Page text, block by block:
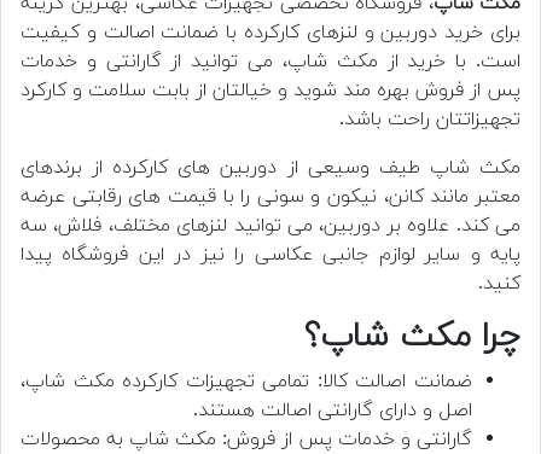
برای خرید دوربین و لنزهای کارکرده با ضمانت اصالت و کیفیت
است. با خرید از مکث شاپ، می توانید از گارانتی و خدمات
پس از فروش بهره مند شوید و خیالتان از بابت سلامت و کارکرد
تجهیزاتتان راحت باشد.
مکث شاپ طیف وسیعی از دوربین های کارکرده از برندهای
معتبر مانند کانن، نیکون و سونی را با قیمت های رقابتی عرضه
می کند. علاوه بر دوربین، می توانید لنزهای مختلف، فلاش، سه
پایه و سایر لوازم جانبی عکاسی را نیز در این فروشگاه پیدا
کنید.
چرا مکث شاپ؟
ضمانت اصالت کالا: تمامی تجهیزات کارکرده مکث شاپ،
اصل و دارای گارانتی اصالت هستند.
گارانتی و خدمات پس از فروش: مکث شاپ به محصولات